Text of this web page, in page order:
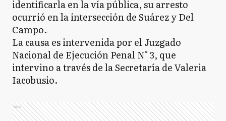
identificarla en la vía pública, su arresto
ocurrió en la intersección de Suárez y Del
Campo.
La causa es intervenida por el Juzgado
Nacional de Ejecución Penal N° 3, que
intervino a través de la Secretaría de Valeria
Iacobusio.
Ads